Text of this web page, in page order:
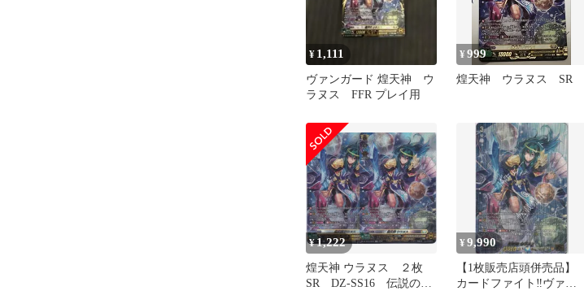
¥ 1,111
ヴァンガード 煌天神 ウ
ラヌス FFR プレイ用
¥999
煌天神 ウラヌス SR
¥1,222
煌天神 ウラヌス ２枚
SR DZ-SS16 伝説の先
¥9,990
【1枚販売店頭併売品】
カードファイト‼︎ヴァン